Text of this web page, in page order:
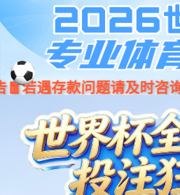
jiuyou.com·(中国
股票
代码 001266
特种设备